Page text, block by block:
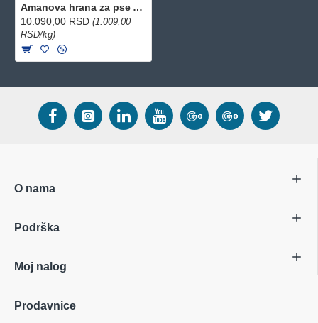
Amanova hrana za pse Adult - Sensitive Lamb 10kg
10.090,00 RSD (1.009,00
RSD/kg)
O nama
Podrška
Moj nalog
Prodavnice